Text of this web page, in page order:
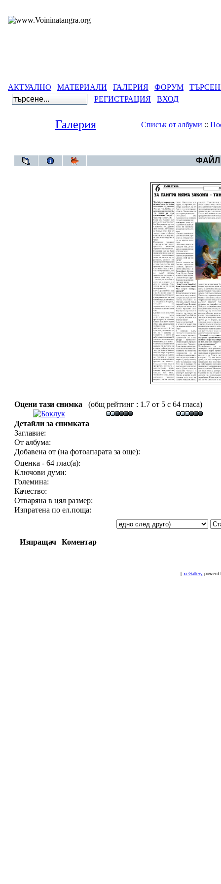
АКТУАЛНО МАТЕРИАЛИ ГАЛЕРИЯ ФОРУМ
РЕГИСТРАЦИЯ
ВХОД
Галерия Списък от албуми ::
ФАЙЛ
Оцени тази снимка (общ рейтинг : 1.7 от 5 с 64 гласа)
Детайли за снимката
Заглавие:
От албума:
Добавена от (на фотоапарата за още):
Оценка - 64 глас(а):
Ключови думи:
Големина:
Качество:
Отваряна в цял размер:
Изпратена по ел.поща:
Изпращач Коментар
[ xcGallery